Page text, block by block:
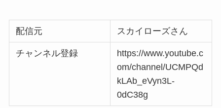
配信元 スカイローズさん
チャンネル登録
https://www.youtube.c
om/channel/UCMPQd
kLAb_eVyn3L-
0dC38g